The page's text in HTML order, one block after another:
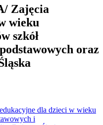
Zajęcia
wieku
szkół
oraz